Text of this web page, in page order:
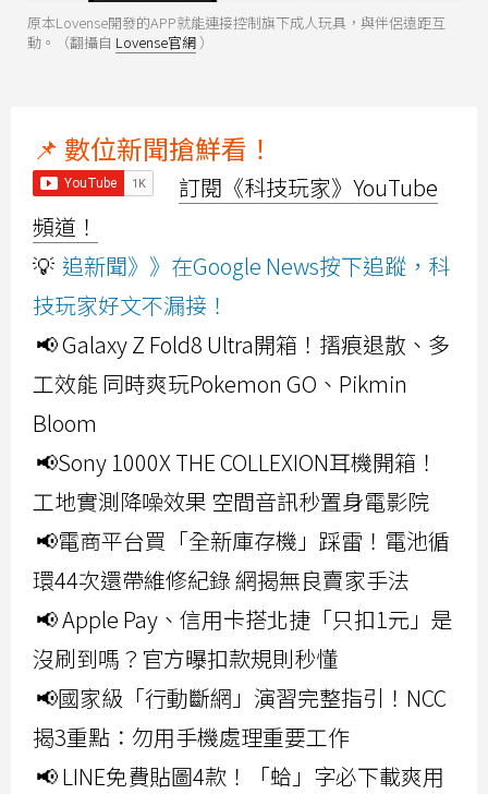
原本Lovense開發的APP就能連接控制旗下成人玩具，與伴侶遠距互
動。（翻攝自 Lovense官網 ）
📌 數位新聞搶鮮看！
訂閱《科技玩家》YouTube
頻道！
💡 追新聞》》在Google News按下追蹤，科
技玩家好文不漏接！
📢 Galaxy Z Fold8 Ultra開箱！摺痕退散、多
工效能 同時爽玩Pokemon GO、Pikmin
Bloom
📢Sony 1000X THE COLLEXION耳機開箱！
工地實測降噪效果 空間音訊秒置身電影院
📢電商平台買「全新庫存機」踩雷！電池循
環44次還帶維修紀錄 網揭無良賣家手法
📢 Apple Pay、信用卡搭北捷「只扣1元」是
沒刷到嗎？官方曝扣款規則秒懂
📢國家級「行動斷網」演習完整指引！NCC
揭3重點：勿用手機處理重要工作
📢 LINE免費貼圖4款！「蛤」字必下載爽用